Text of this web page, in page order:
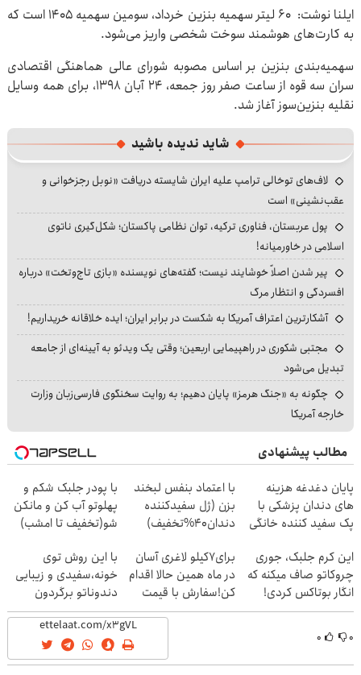
ایلنا نوشت: ۶۰ لیتر سهمیه بنزین خرداد، سومین سهمیه ۱۴۰۵ است که
به کارت‌های هوشمند سوخت شخصی واریز می‌شود.
سهمیه‌بندی بنزین بر اساس مصوبه شورای عالی هماهنگی اقتصادی
سران سه قوه از ساعت صفر روز جمعه، ۲۴ آبان ‌۱۳۹۸، برای همه وسایل
نقلیه بنزین‌سوز آغاز شد.
شاید ندیده باشید
لاف‌های توخالی ترامپ علیه ایران شایسته دریافت «نوبل رجزخوانی و
عقب‌نشینی» است
پول عربستان، فناوری ترکیه، توان نظامی پاکستان؛ شکل‌گیری ناتوی
اسلامی در خاورمیانه!
پیر شدن اصلاً خوشایند نیست؛ گفته‌های نویسنده «بازی تاج‌وتخت» درباره
افسردگی و انتظار مرگ
آشکارترین اعتراف آمریکا به شکست در برابر ایران؛ ایده خلاقانه خریداریم!
مجتبی شکوری در راهپیمایی اربعین؛ وقتی یک ویدئو به آیینه‌ای از جامعه
تبدیل می‌شود
چگونه به «جنگ هرمز» پایان دهیم؛ به روایت سخنگوی فارسی‌زبان وزارت
خارجه آمریکا
مطالب پیشنهادی
پایان دغدغه هزینه
های دندان پزشکی با
پک سفید کننده خانگی
با اعتماد بنفس لبخند
بزن (ژل سفیدکننده
دندان40%تخفیف)
با پودر جلبک شکم و
پهلوتو آب کن و مانکن
شو(تخفیف تا امشب)
این کرم جلبک، جوری
چروکاتو صاف میکنه که
انگار بوتاکس کردی!
(تخفیف ویژه)
برای7کیلو لاغری آسان
در ماه همین حالا اقدام
کن!سفارش با قیمت
قدیم
با این روش توی
خونه،سفیدی و زیبایی
دندوناتو برگردون
(40%off)
۰ ۰